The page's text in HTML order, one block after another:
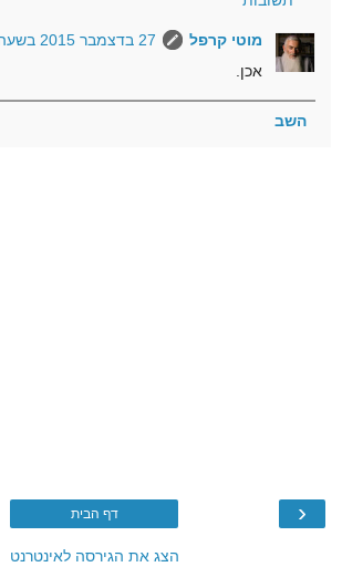
מוטי קרפל
27 בדצמבר 2015 בשעה 17:43
אכן.
השב
‹ דף הבית
הצג את הגירסה לאינטרנט